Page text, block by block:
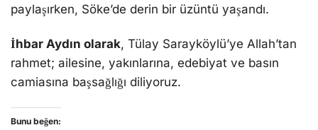
paylaşırken, Söke’de derin bir üzüntü yaşandı.
İhbar Aydın olarak, Tülay Sarayköylü’ye Allah’tan
rahmet; ailesine, yakınlarına, edebiyat ve basın
camiasına başsağlığı diliyoruz.
Bunu beğen: